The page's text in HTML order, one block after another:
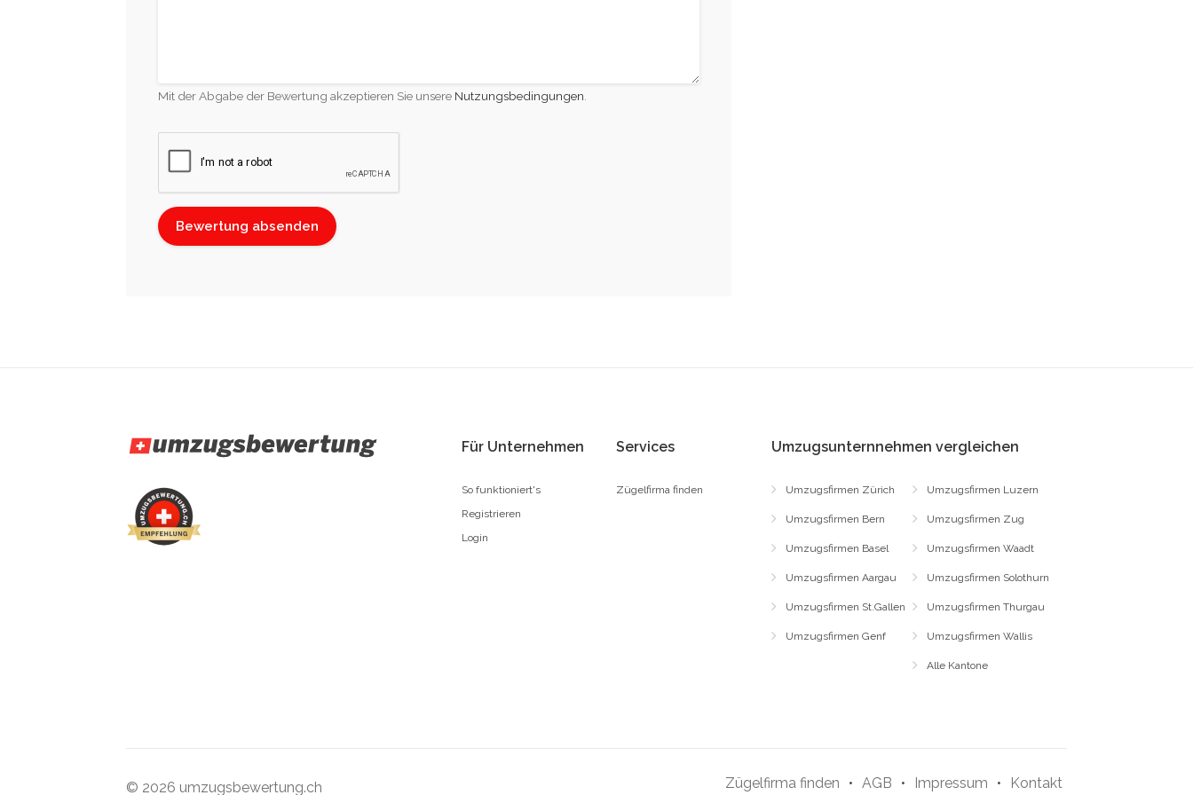
Mit der Abgabe der Bewertung akzeptieren Sie unsere Nutzungsbedingungen
Für Unternehmen
So funktioniert's
Registrieren
Login
Services
Zügelfirma finden
Umzugsunternnehmen vergleichen
Umzugsfirmen Zürich
Umzugsfirmen Bern
Umzugsfirmen Basel
Umzugsfirmen Aargau
Umzugsfirmen St.Gallen
Umzugsfirmen Genf
Umzugsfirmen Luzern
Umzugsfirmen Zug
Umzugsfirmen Waadt
Umzugsfirmen Solothurn
Umzugsfirmen Thurgau
Umzugsfirmen Wallis
Alle Kantone
© 2026 umzugsbewertung.ch Zügelfirma finden • AGB • Impressum • Kontakt